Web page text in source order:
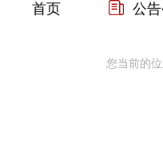
首页 公
您当前的位